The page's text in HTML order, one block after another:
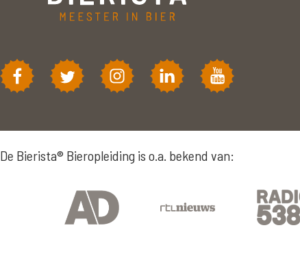
De Bierista® Bieropleiding is o.a. bekend van: